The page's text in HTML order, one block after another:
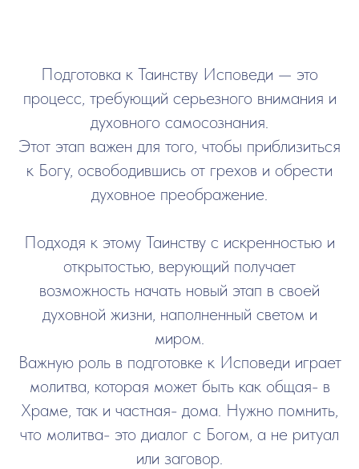
Подготовка к Таинству Исповеди — это
процесс, требующий серьезного внимания и
духовного самосознания.
Этот этап важен для того, чтобы приблизиться
к Богу, освободившись от грехов и обрести
духовное преображение.
Подходя к этому Таинству с искренностью и
открытостью, верующий получает
возможность начать новый этап в своей
духовной жизни, наполненный светом и
миром.
Важную роль в подготовке к Исповеди играет
молитва, которая может быть как общая- в
Храме, так и частная- дома. Нужно помнить,
что молитва- это диалог с Богом, а не ритуал
или заговор.